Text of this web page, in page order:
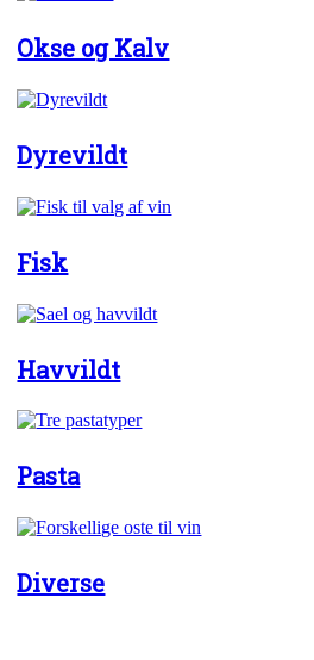
Okse og Kalv
Dyrevildt
Fisk
Havvildt
Pasta
Diverse